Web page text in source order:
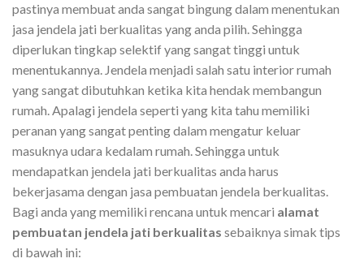
pastinya membuat anda sangat bingung dalam menentukan
jasa jendela jati berkualitas yang anda pilih. Sehingga
diperlukan tingkap selektif yang sangat tinggi untuk
menentukannya. Jendela menjadi salah satu interior rumah
yang sangat dibutuhkan ketika kita hendak membangun
rumah. Apalagi jendela seperti yang kita tahu memiliki
peranan yang sangat penting dalam mengatur keluar
masuknya udara kedalam rumah. Sehingga untuk
mendapatkan jendela jati berkualitas anda harus
bekerjasama dengan jasa pembuatan jendela berkualitas.
Bagi anda yang memiliki rencana untuk mencari alamat
pembuatan jendela jati berkualitas sebaiknya simak tips
di bawah ini: